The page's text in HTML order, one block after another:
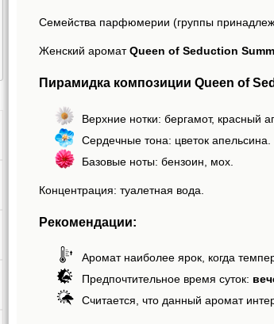
Семейства парфюмерии (группы
Женский ароматQueen of Seduction
Пирамидка композиции Queen of
Верхние нотки: бергамот, красный
Сердечные тона: цветок апельсина.
Базовые ноты: бензоин, мох.
Концентрация: туалетная вода.
Рекомендации:
Аромат наиболее ярок, когда
Предпочтительное время суток:
Считается, что данный аромат